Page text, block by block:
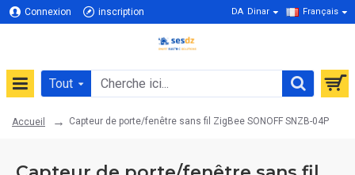
Connexion inscription DA Dinar Français
Tout
Accueil Capteur de porte/fenêtre sans fil ZigBee SONOFF SNZB-04P